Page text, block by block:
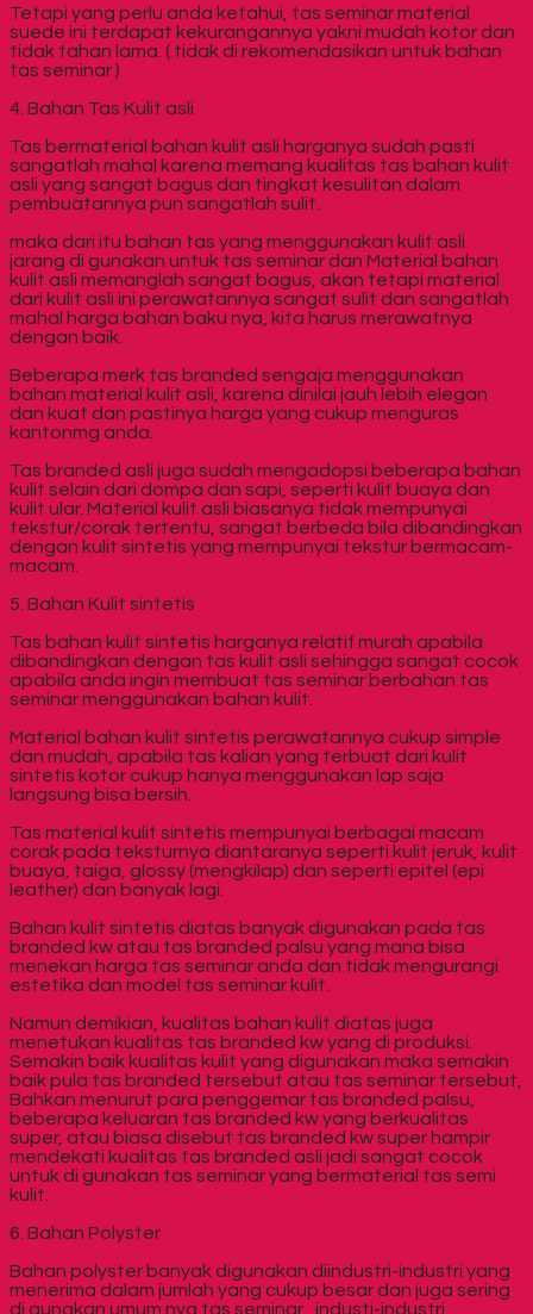
Tetapi yang perlu anda ketahui, tas seminar material
suede ini terdapat kekurangannya yakni mudah kotor dan
tidak tahan lama. ( tidak di rekomendasikan untuk bahan
tas seminar )
4. Bahan Tas Kulit asli
Tas bermaterial bahan kulit asli harganya sudah pasti
sangatlah mahal karena memang kualitas tas bahan kulit
asli yang sangat bagus dan tingkat kesulitan dalam
pembuatannya pun sangatlah sulit.
maka dari itu bahan tas yang menggunakan kulit asli
jarang di gunakan untuk tas seminar dan Material bahan
kulit asli memanglah sangat bagus, akan tetapi material
dari kulit asli ini perawatannya sangat sulit dan sangatlah
mahal harga bahan baku nya, kita harus merawatnya
dengan baik.
Beberapa merk tas branded sengaja menggunakan
bahan material kulit asli, karena dinilai jauh lebih elegan
dan kuat dan pastinya harga yang cukup menguras
kantonmg anda.
Tas branded asli juga sudah mengadopsi beberapa bahan
kulit selain dari dompa dan sapi, seperti kulit buaya dan
kulit ular. Material kulit asli biasanya tidak mempunyai
tekstur/corak tertentu, sangat berbeda bila dibandingkan
dengan kulit sintetis yang mempunyai tekstur bermacam-
macam.
5. Bahan Kulit sintetis
Tas bahan kulit sintetis harganya relatif murah apabila
dibandingkan dengan tas kulit asli sehingga sangat cocok
apabila anda ingin membuat tas seminar berbahan tas
seminar menggunakan bahan kulit.
Material bahan kulit sintetis perawatannya cukup simple
dan mudah, apabila tas kalian yang terbuat dari kulit
sintetis kotor cukup hanya menggunakan lap saja
langsung bisa bersih.
Tas material kulit sintetis mempunyai berbagai macam
corak pada teksturnya diantaranya seperti kulit jeruk, kulit
buaya, taiga, glossy (mengkilap) dan seperti epitel (epi
leather) dan banyak lagi.
Bahan kulit sintetis diatas banyak digunakan pada tas
branded kw atau tas branded palsu yang mana bisa
menekan harga tas seminar anda dan tidak mengurangi
estetika dan model tas seminar kulit.
Namun demikian, kualitas bahan kulit diatas juga
menetukan kualitas tas branded kw yang di produksi.
Semakin baik kualitas kulit yang digunakan maka semakin
baik pula tas branded tersebut atau tas seminar tersebut,
Bahkan menurut para penggemar tas branded palsu,
beberapa keluaran tas branded kw yang berkualitas
super, atau biasa disebut tas branded kw super hampir
mendekati kualitas tas branded asli jadi sangat cocok
untuk di gunakan tas seminar yang bermaterial tas semi
kulit.
6. Bahan Polyster
Bahan polyster banyak digunakan diindustri-industri yang
menerima dalam jumlah yang cukup besar dan juga sering
di gunakan umum nya tas seminar , industi-industri